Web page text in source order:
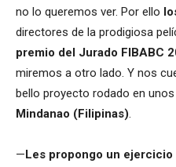
no lo queremos ver. Por ello
directores de la prodigiosa
premio del Jurado FIBABC
miremos a otro lado. Y nos
bello proyecto rodado en unos
Mindanao (Filipinas).
—Les propongo un